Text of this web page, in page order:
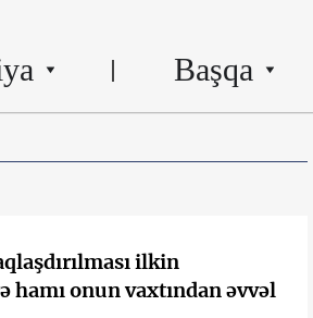
Başqa
ilkin
hamı onun vaxtından əvvəl